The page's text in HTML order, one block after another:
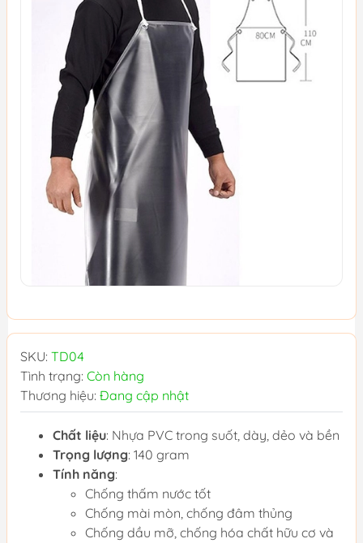
SKU: TD04
Tình trạng: Còn hàng
Thương hiệu: Đang cập nhật
Chất liệu: Nhựa PVC trong suốt, dày, dẻo và bền
Trọng lượng: 140 gram
Tính năng:
Chống thấm nước tốt
Chống mài mòn, chống đâm thủng
Chống dầu mỡ, chống hóa chất hữu cơ và